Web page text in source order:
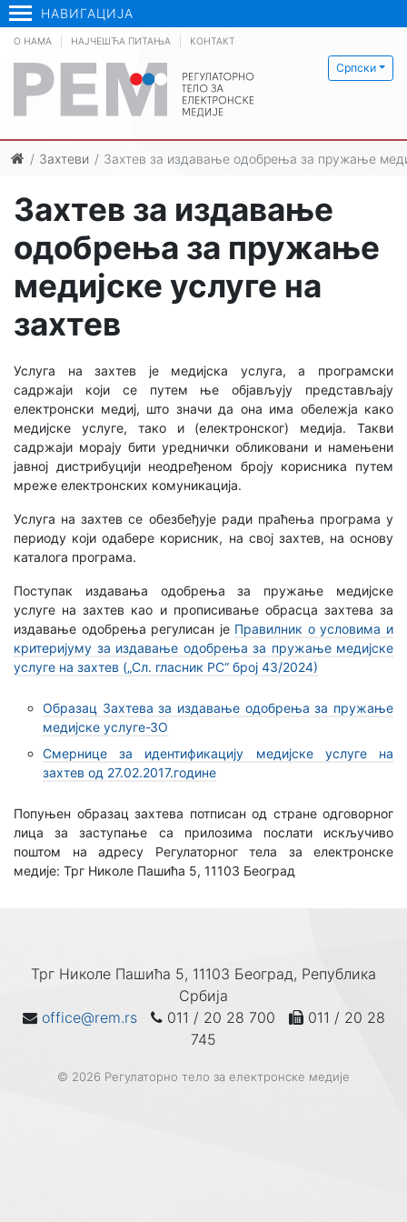
НАВИГАЦИЈА
Српски
О НАМА НАЈЧЕШЋА ПИТАЊА КОНТАКТ
Захтеви Захтев за издавање одобрења за пружање
Захтев за издавање
одобрења за пружање
медијске услуге на
захтев
Услуга на захтев је медијска услуга, а програмски
садржаји који се путем ње објављују представљају
електронски медиј, што значи да она има обележја како
медијске услуге, тако и (електронског) медија. Такви
садржаји морају бити уреднички обликовани и намењени
јавној дистрибуцији неодређеном броју корисника путем
мреже електронских комуникација.
Услуга на захтев се обезбеђује ради праћења програма у
периоду који одабере корисник, на свој захтев, на основу
каталога програма.
Поступак издавања одобрења за пружање медијске
услуге на захтев као и прописивање обрасца захтева за
издавање одобрења регулисан је Правилник о условима и
критеријуму за издавање одобрења за пружање медијске
услуге на захтев („Сл. гласник РС“ број 43/2024)
Образац Захтева за издавање одобрења за пружање
медијске услуге-ЗО
Смернице за идентификацију медијске услуге на
захтев од 27.02.2017.године
Попуњен образац захтева потписан од стране одговорног
лица за заступање са прилозима послати искључиво
поштом на адресу Регулаторног тела за електронске
медије: Трг Николе Пашића 5, 11103 Београд
Трг Николе Пашића 5, 11103 Београд, Република
Србија
office@rem.rs
011 / 20 28 700
011 / 20 28
745
© 2026 Регулаторно тело за електронске медије